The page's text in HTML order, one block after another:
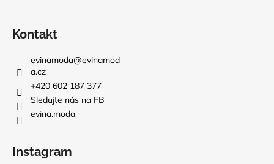
Kontakt
evinamoda@evinamod
a.cz
+420 602 187 377
Sledujte nás na FB
evina.moda
Instagram